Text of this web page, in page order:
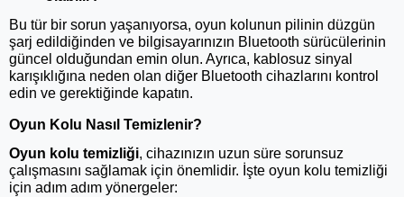
Bu tür bir sorun yaşanıyorsa, oyun kolunun pilinin düzgün
şarj edildiğinden ve bilgisayarınızın Bluetooth sürücülerinin
güncel olduğundan emin olun. Ayrıca, kablosuz sinyal
karışıklığına neden olan diğer Bluetooth cihazlarını kontrol
edin ve gerektiğinde kapatın.
Oyun Kolu Nasıl Temizlenir?
Oyun kolu temizliği, cihazınızın uzun süre sorunsuz
çalışmasını sağlamak için önemlidir. İşte oyun kolu temizliği
için adım adım yönergeler: